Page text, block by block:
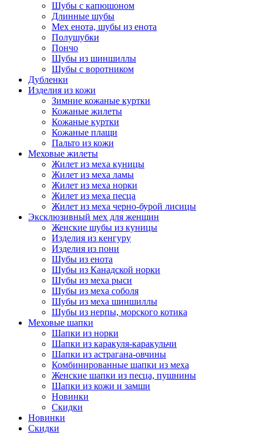
Шубы с капюшоном
Длинные шубы
Мех енота, шубы из енота
Полушубки
Пончо
Шубы из шиншиллы
Шубы с воротником
Дубленки
Изделия из кожи
Зимние кожаные куртки
Кожаные жилеты
Кожаные куртки
Кожаные плащи
Пальто из кожи
Меховые жилеты
Жилет из меха куницы
Жилет из меха ламы
Жилет из меха норки
Жилет из меха песца
Жилет из меха черно-бурой лисицы
Эксклюзивный мех для женщин
Женские шубы из куницы
Изделия из кенгуру
Изделия из пони
Шубы из енота
Шубы из Канадской норки
Шубы из меха рыси
Шубы из меха соболя
Шубы из меха шиншиллы
Шубы из нерпы, морского котика
Меховые шапки
Шапки из норки
Шапки из каракуля-каракульчи
Шапки из астрагана-овчины
Комбинированные шапки из меха
Женские шапки из песца, пушнины
Шапки из кожи и замши
Новинки
Скидки
Новинки
Скидки